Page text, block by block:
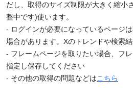
だし、取得のサイズ制限が大きく縮小
整中です)使います。
- ログインが必要になっているページ
場合があります。Xのトレンドや検索結
- フレームページを取りたい場合、フ
指定し保存してください
- その他の取得の問題などはこちら